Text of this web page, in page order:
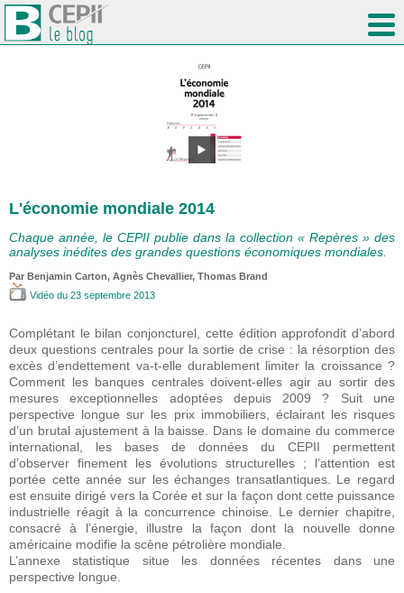
L'économie mondiale 2014
Chaque année, le CEPII publie dans la collection « Repères » des
analyses inédites des grandes questions économiques mondiales.
Par Benjamin Carton, Agnès Chevallier, Thomas Brand
Vidéo du 23 septembre 2013
Complétant le bilan conjoncturel, cette édition approfondit d’abord
deux questions centrales pour la sortie de crise : la résorption des
excès d’endettement va-t-elle durablement limiter la croissance ?
Comment les banques centrales doivent-elles agir au sortir des
mesures exceptionnelles adoptées depuis 2009 ? Suit une
perspective longue sur les prix immobiliers, éclairant les risques
d’un brutal ajustement à la baisse. Dans le domaine du commerce
international, les bases de données du CEPII permettent
d’observer finement les évolutions structurelles ; l’attention est
portée cette année sur les échanges transatlantiques. Le regard
est ensuite dirigé vers la Corée et sur la façon dont cette puissance
industrielle réagit à la concurrence chinoise. Le dernier chapitre,
consacré à l’énergie, illustre la façon dont la nouvelle donne
américaine modifie la scène pétrolière mondiale.
L’annexe statistique situe les données récentes dans une
perspective longue.